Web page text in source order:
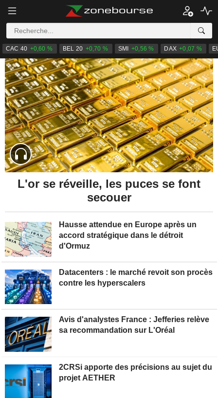
CAC 40 +0,60 % BEL 20 +0,70 % SMI +0,56 % DAX +0,07 %
Hausse attendue en Europe après un
accord stratégique dans le détroit
d'Ormuz
Datacenters : le marché revoit son procès
contre les hyperscalers
L'or se réveille, les puces se font
secouer
Avis d'analystes France : Jefferies relève
sa recommandation sur L'Oréal
2CRSi apporte des précisions au sujet du
projet AETHER